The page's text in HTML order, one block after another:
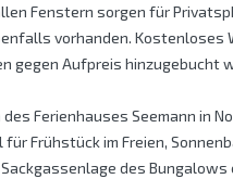
Fenstern sorgen für
vorhanden. Kostenloses
gegen Aufpreis hinzugebucht
Ferienhauses Seemann in
Frühstück im Freien,
Sackgassenlage des